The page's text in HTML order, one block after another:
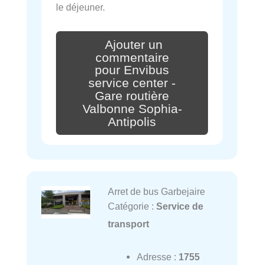
le déjeuner.
Ajouter un
commentaire
pour Envibus
service center -
Gare routière
Valbonne Sophia-
Antipolis
Arret de bus Garbejaire
Catégorie : Service de
transport
Adresse : 1755